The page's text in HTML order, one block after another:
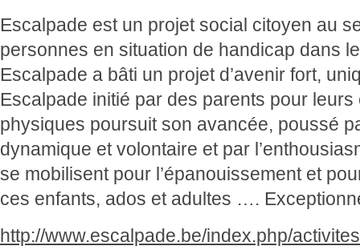
Escalpade est un projet social citoyen au
personnes en situation de handicap dans
Escalpade a bâti un projet d’avenir fort,
Escalpade initié par des parents pour
physiques poursuit son avancée, poussé
dynamique et volontaire et par
se mobilisent pour l’épanouissement et
ces enfants, ados et adultes ….
http://www.escalpade.be/index.php/activites